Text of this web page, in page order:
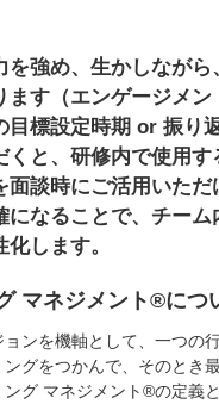
強め、生かしながら
ます（エンゲージメン
標設定時期 or 振り
くと、研修内で使用す
面談時にご活用いただ
なることで、チーム
します。
マネジメント®につ
ョンを機軸として、一つの
グをつかんで、そのとき
グ マネジメント®の定義